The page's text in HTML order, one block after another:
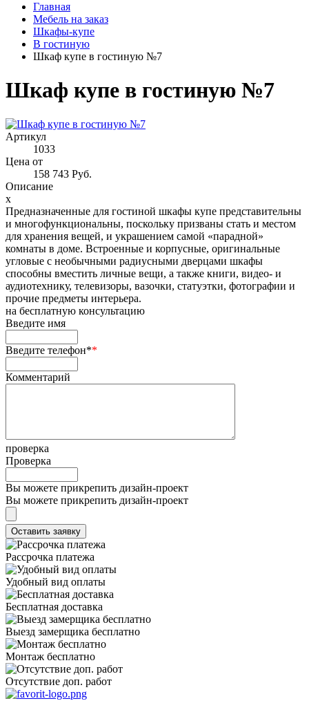
Главная
Мебель на заказ
Шкафы-купе
В гостиную
Шкаф купе в гостиную №7
Шкаф купе в гостиную №7
Артикул
1033
Цена от
158 743 Руб.
Описание
x
Предназначенные для гостиной шкафы купе представительны
и многофункциональны, поскольку призваны стать и местом
для хранения вещей, и украшением самой «парадной»
комнаты в доме. Встроенные и корпусные, оригинальные
угловые с необычными радиусными дверцами шкафы
способны вместить личные вещи, а также книги, видео- и
аудиотехнику, телевизоры, вазочки, статуэтки, фотографии и
прочие предметы интерьера.
на бесплатную консультацию
Введите имя
Введите телефон**
Комментарий
проверка
Проверка
Вы можете прикрепить дизайн-проект
Вы можете прикрепить дизайн-проект
Рассрочка платежа
Удобный вид оплаты
Бесплатная доставка
Выезд замерщика бесплатно
Монтаж бесплатно
Отсутствие доп. работ